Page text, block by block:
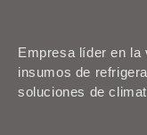
Empresa líder en la
insumos de
soluciones de